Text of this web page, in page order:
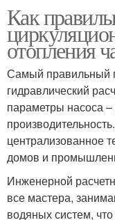
Как
отопления
Самый правильный
гидравлический
параметры насоса
централизованное
домов и
Инженерной
все мастера,
водяных систем,